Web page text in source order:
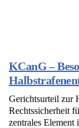
KCanG –
Gerichtsurteil zur
Rechtssicherheit
zentrales Element